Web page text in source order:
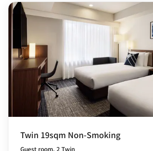
Twin 19sqm Non-Smoking
Guest room, 2 Twin